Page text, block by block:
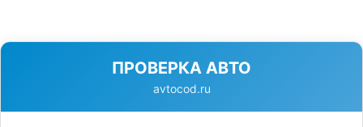
ПРОВЕРКА АВТО
avtocod.ru